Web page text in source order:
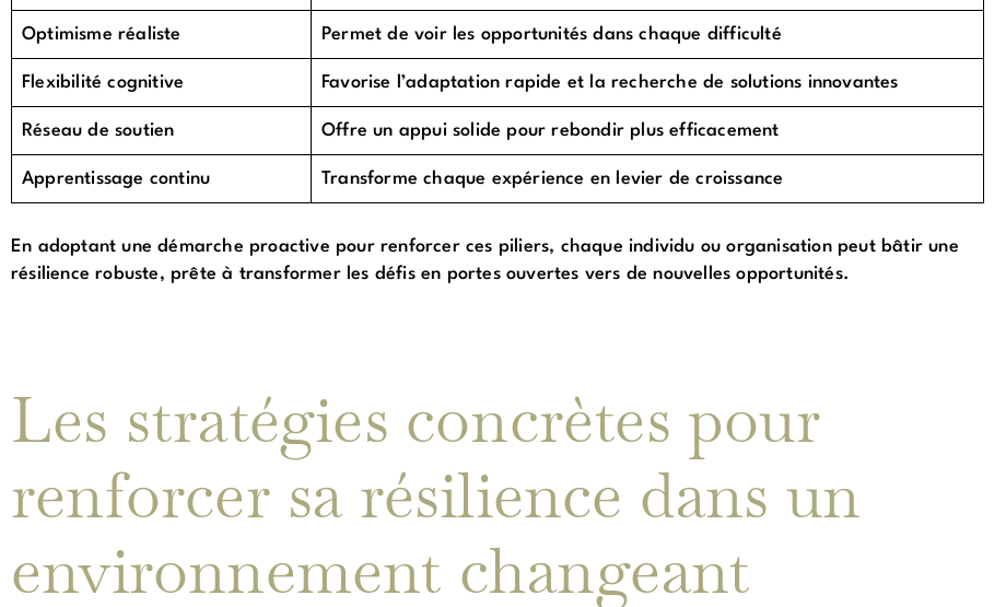
Optimisme réaliste Permet de voir les opportunités dans chaque difficulté
Flexibilité cognitive Favorise l’adaptation rapide et la recherche de solutions innovantes
Réseau de soutien Offre un appui solide pour rebondir plus efficacement
Apprentissage continu Transforme chaque expérience en levier de croissance
En adoptant une démarche proactive pour renforcer ces piliers, chaque individu ou organisation peut bâtir une
résilience robuste, prête à transformer les défis en portes ouvertes vers de nouvelles opportunités.
Les stratégies concrètes pour
renforcer sa résilience dans un
environnement changeant